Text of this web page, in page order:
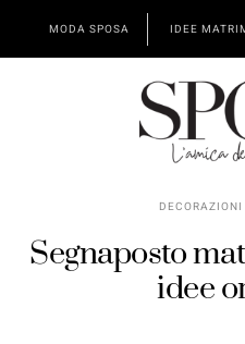
MODA SPOSA IDEE
Segnaposto
idee